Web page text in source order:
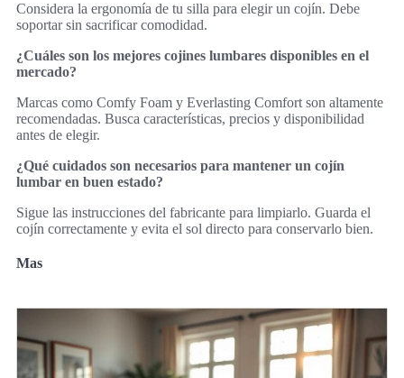
Considera la ergonomía de tu silla para elegir un cojín. Debe
soportar sin sacrificar comodidad.
¿Cuáles son los mejores cojines lumbares disponibles en el
mercado?
Marcas como Comfy Foam y Everlasting Comfort son altamente
recomendadas. Busca características, precios y disponibilidad
antes de elegir.
¿Qué cuidados son necesarios para mantener un cojín
lumbar en buen estado?
Sigue las instrucciones del fabricante para limpiarlo. Guarda el
cojín correctamente y evita el sol directo para conservarlo bien.
Mas